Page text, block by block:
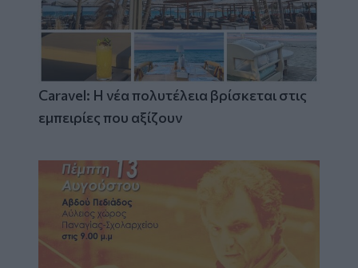
Caravel: Η νέα πολυτέλεια βρίσκεται στις
εμπειρίες που αξίζουν